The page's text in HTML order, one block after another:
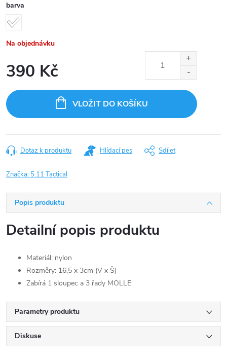
barva
Na objednávku
390 Kč
cena:
VLOŽIT DO KOŠÍKU
Dotaz k produktu Hlídací pes Sdílet
Značka: 5.11 Tactical
Popis produktu
Detailní popis produktu
Materiál: nylon
Rozměry: 16,5 x 3cm (V x Š)
Zabírá 1 sloupec a 3 řady MOLLE
Parametry produktu
Diskuse